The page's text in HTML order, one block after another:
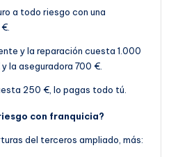
a todo riesgo con una
y la reparación cuesta 1.000
la aseguradora 700 €.
250 €, lo pagas todo tú.
con franquicia?
del terceros ampliado, más: